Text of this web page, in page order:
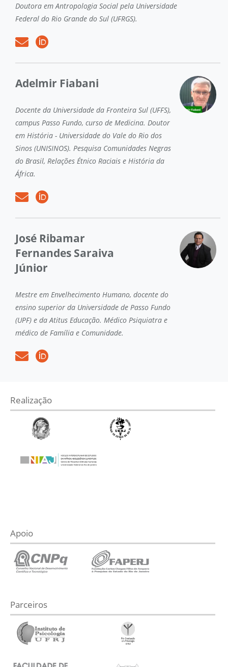
Doutora em Antropologia Social pela Universidade
Federal do Rio Grande do Sul (UFRGS).
Adelmir Fiabani
Docente da Universidade da Fronteira Sul (UFFS),
campus Passo Fundo, curso de Medicina. Doutor
em História - Universidade do Vale do Rio dos
Sinos (UNISINOS). Pesquisa Comunidades Negras
do Brasil, Relações Étnico Raciais e História da
África.
José Ribamar
Fernandes Saraiva
Júnior
Mestre em Envelhecimento Humano, docente do
ensino superior da Universidade de Passo Fundo
(UPF) e da Atitus Educação. Médico Psiquiatra e
médico de Família e Comunidade.
Realização
Apoio
Parceiros